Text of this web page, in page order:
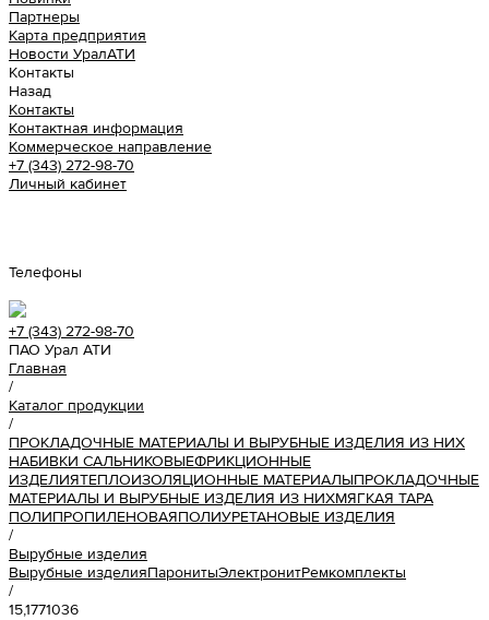
Партнеры
Карта предприятия
Новости УралАТИ
Контакты
Назад
Контакты
Контактная информация
Коммерческое направление
+7 (343) 272-98-70
Личный кабинет
Телефоны
+7 (343) 272-98-70
ПАО Урал АТИ
Главная
/
Каталог продукции
/
ПРОКЛАДОЧНЫЕ МАТЕРИАЛЫ И ВЫРУБНЫЕ ИЗДЕЛИЯ ИЗ НИХ
НАБИВКИ САЛЬНИКОВЫЕФРИКЦИОННЫЕ
ИЗДЕЛИЯТЕПЛОИЗОЛЯЦИОННЫЕ МАТЕРИАЛЫПРОКЛАДОЧНЫЕ
МАТЕРИАЛЫ И ВЫРУБНЫЕ ИЗДЕЛИЯ ИЗ НИХМЯГКАЯ ТАРА
ПОЛИПРОПИЛЕНОВАЯПОЛИУРЕТАНОВЫЕ ИЗДЕЛИЯ
/
Вырубные изделия
Вырубные изделияПаронитыЭлектронитРемкомплекты
/
15,1771036